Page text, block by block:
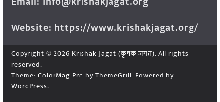
Website: https://www.krishakjagat.org/
Copyright © 2026 Krishak Jagat (कृषक जगत). All rights
reserved.
Theme: ColorMag Pro by ThemeGrill. Powered by
WordPress.